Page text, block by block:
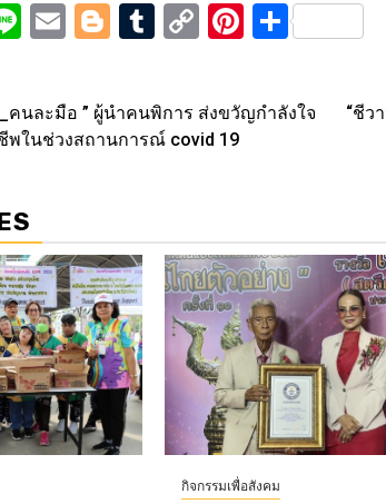
LineEmailBlogger
Tumblr
CopyPinterest
Share
คนละมือ ” ผู้นำคนพิการ ส่งขวัญกำลังใจ
พในช่วงสถานการณ์ covid 19
“ชีว
กิจกรรมเพื่อสังคม